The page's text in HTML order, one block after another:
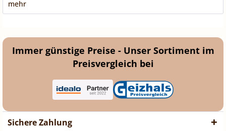
mehr
Immer günstige Preise - Unser Sortiment im
Preisvergleich bei
Sichere Zahlung